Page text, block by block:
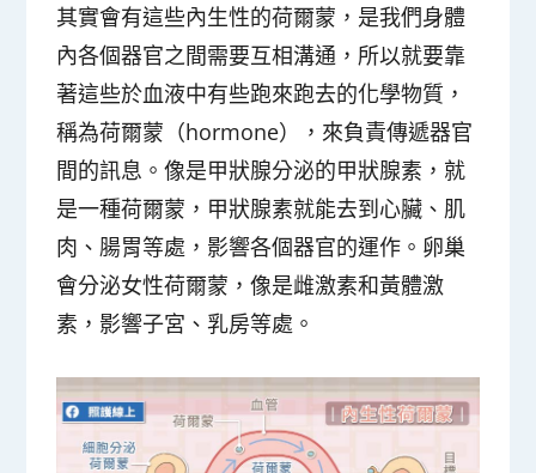
其實會有這些內生性的荷爾蒙，是我們身體
內各個器官之間需要互相溝通，所以就要靠
著這些於血液中有些跑來跑去的化學物質，
稱為荷爾蒙（hormone），來負責傳遞器官
間的訊息。像是甲狀腺分泌的甲狀腺素，就
是一種荷爾蒙，甲狀腺素就能去到心臟、肌
肉、腸胃等處，影響各個器官的運作。卵巢
會分泌女性荷爾蒙，像是雌激素和黃體激
素，影響子宮、乳房等處。